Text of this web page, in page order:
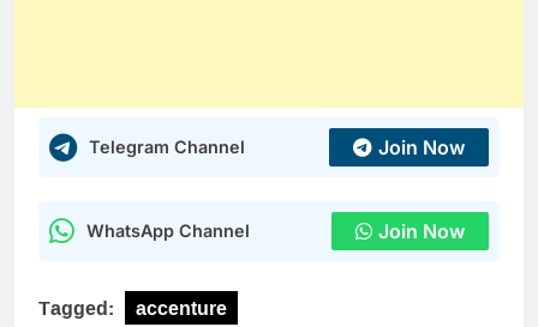
Telegram Channel Join Now
WhatsApp Channel Join Now
Tagged:
accenture